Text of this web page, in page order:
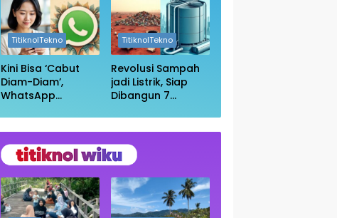
Login Wikipedia
Anda Masih
Aman?
TitiknolTekno
Kini Bisa ‘Cabut
Diam-Diam’,
WhatsApp
Keluar Grup
Tanpa Ketahuan
TitiknolTekno
Revolusi Sampah
jadi Listrik, Siap
Dibangun 7
Raksasa dengan
Sekitar 200 MW